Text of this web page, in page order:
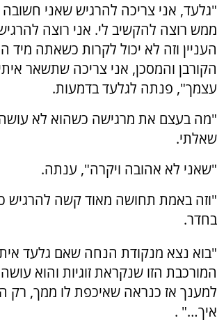
"גלעד, אני צריכה להרגיש שאני
ממש רוצה להקשיב לי. אני רוצה
העניין וזה לא יכול לקרות כשאתה מיד
הקורבן והמסכן, אני צריכה שתשאר
עצמך", פנתה לגלעד בדמעות.
"מה בעצם את מרגישה כשהוא לא
שאלתי.
"שאני לא אהובה ויקרה", ענתה.
"וזה באמת תחושה מאוד קשה להרגיש
בחדר.
"בוא נצא מנקודת הנחה שאם גלעד
המורכבת הזו שנקראת זוגיות והוא
למענך אז כנראה שאיכפת לו ממך, רק
איך…" .